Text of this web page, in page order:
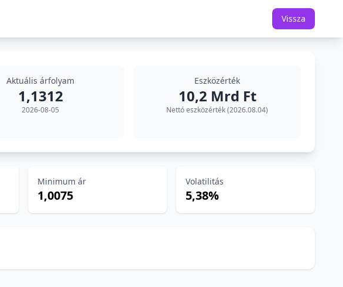
Vissza
Aktuális árfolyam
1,1312
2026-08-05
Eszközérték
10,2 Mrd Ft
Nettó eszközérték (2026.08.04)
Minimum ár
1,0075
Volatilitás
5,38%